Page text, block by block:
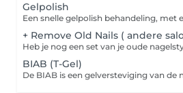
Gelpolish
+ Remove Old Nails ( andere
BIAB (T-Gel)